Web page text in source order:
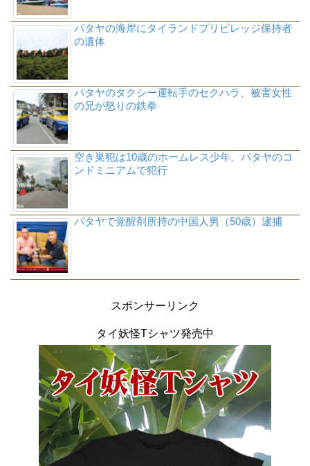
パタヤの海岸にタイランドプリビレッジ保持者
の遺体
パタヤのタクシー運転手のセクハラ、被害女性
の兄が怒りの鉄拳
空き巣犯は10歳のホームレス少年、パタヤのコ
ンドミニアムで犯行
パタヤで覚醒剤所持の中国人男（50歳）逮捕
スポンサーリンク
タイ妖怪Tシャツ発売中